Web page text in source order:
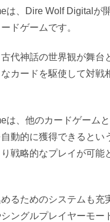
は、Dire Wolf Digitalが
ドゲームです。
代神話の世界観が舞台
カードを駆使して対戦
は、他のカードゲーム
動的に獲得できるとい
戦略的なプレイが可能
るためのシステムも充
シングルプレイヤーモー